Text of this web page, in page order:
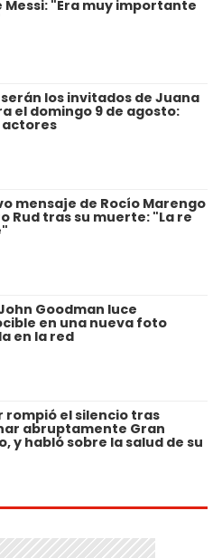
Messi: "Era muy importante
los invitados de Juana
el domingo 9 de agosto:
actores
mensaje de Rocío Marengo
Rud tras su muerte: "La re
Goodman luce
en una nueva foto
en la red
rompió el silencio tras
abruptamente Gran
y habló sobre la salud de su